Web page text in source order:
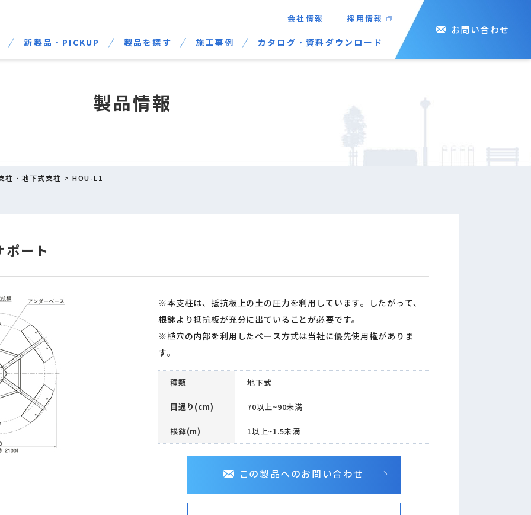
会社情報 採用情報
新製品・PICKUP 製品を探す 施工事例 カタログ・資料ダウンロード
お問い合わせ
製品情報
柱・地下式支柱 > HOU-L1
ポート
※本支柱は、抵抗板上の土の圧力を利用しています。したがって、
根鉢より抵抗板が充分に出ていることが必要です。
※植穴の内部を利用したベース方式は当社に優先使用権がありま
す。
種類 地下式
目通り(cm) 70以上~90未満
根鉢(m) 1以上~1.5未満
この製品へのお問い合わせ